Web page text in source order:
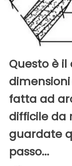
Questo è
fatta ad
difficile da
guardate
passo...